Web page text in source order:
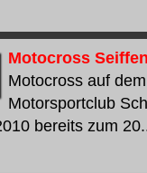
Motocross
Motocross auf
Motorsportclub
bereits zum